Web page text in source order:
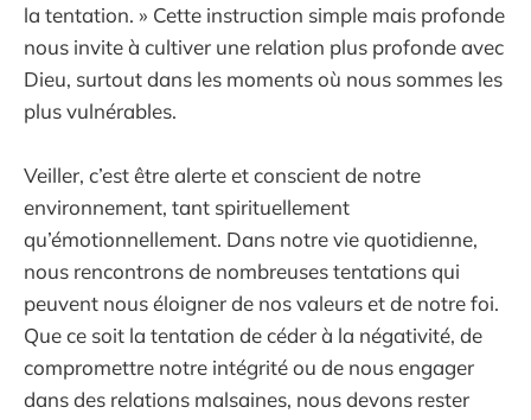
la tentation. » Cette instruction simple mais profonde
nous invite à cultiver une relation plus profonde avec
Dieu, surtout dans les moments où nous sommes les
plus vulnérables.
Veiller, c’est être alerte et conscient de notre
environnement, tant spirituellement
qu’émotionnellement. Dans notre vie quotidienne,
nous rencontrons de nombreuses tentations qui
peuvent nous éloigner de nos valeurs et de notre foi.
Que ce soit la tentation de céder à la négativité, de
compromettre notre intégrité ou de nous engager
dans des relations malsaines, nous devons rester